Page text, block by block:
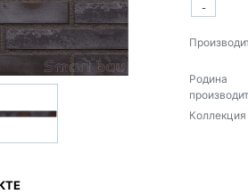
-
Родина
Коллекция